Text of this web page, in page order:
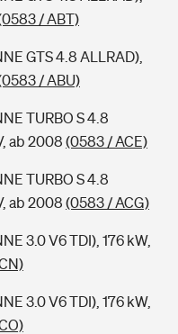
/ ABT)
GTS 4.8 ALLRAD),
/ ABU)
TURBO S 4.8
ab 2008 (0583 / ACE)
TURBO S 4.8
ab 2008 (0583 / ACG)
3.0 V6 TDI), 176 kW,
3.0 V6 TDI), 176 kW,